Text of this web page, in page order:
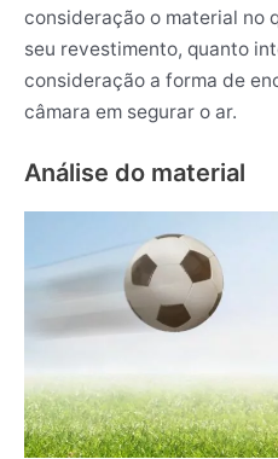
consideração o material no
seu revestimento, quanto
consideração a forma de
câmara em segurar o ar.
Análise do material